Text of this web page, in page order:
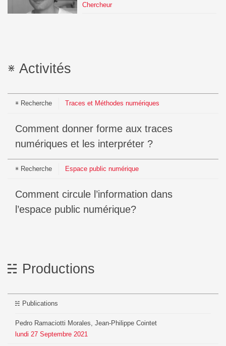
Chercheur
Activités
Recherche Traces et Méthodes numériques
Comment donner forme aux traces
numériques et les interpréter ?
Recherche Espace public numérique
Comment circule l’information dans
l’espace public numérique?
Productions
Publications
Pedro Ramaciotti Morales, Jean-Philippe Cointet
lundi 27 Septembre 2021